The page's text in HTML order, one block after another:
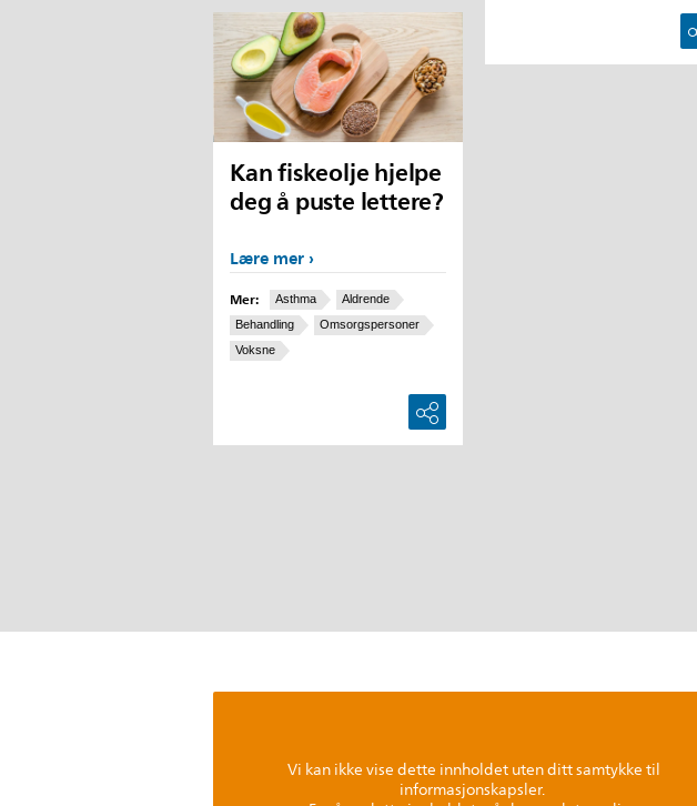
Kan fiskeolje hjelpe
deg å puste lettere?
Lære mer
Mer: Asthma
Aldrende
Behandling
Omsorgspersoner
Voksne
Vi kan ikke vise dette innholdet uten ditt samtykke til
informasjonskapsler.